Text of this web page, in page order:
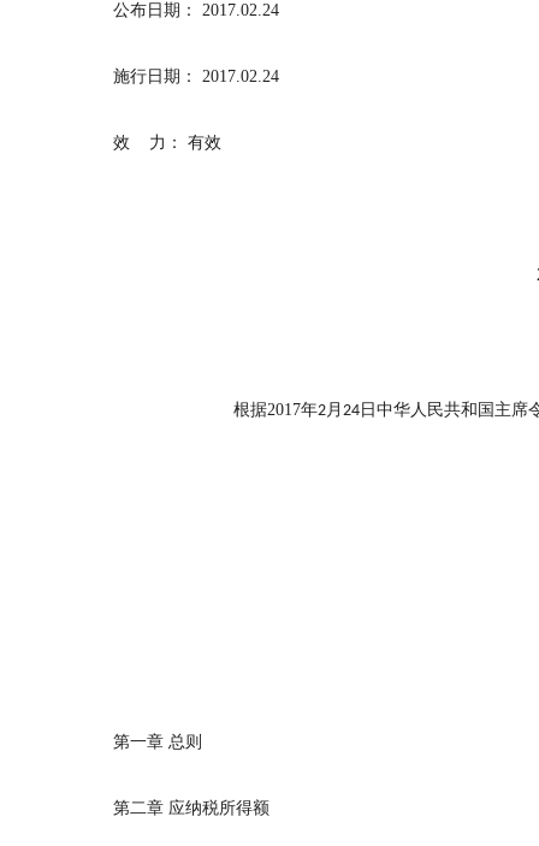
公布日期： 2017.02.24
施行日期： 2017.02.24
效 力： 有效
根据2017年2月 24日中华人民共和国主席
第一章 总则
第二章 应纳税所得额